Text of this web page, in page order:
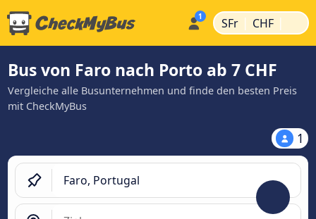
SFr | CHF |
Bus von Faro nach Porto ab 7 CHF
Vergleiche alle Busunternehmen und finde den besten Preis
mit CheckMyBus
1